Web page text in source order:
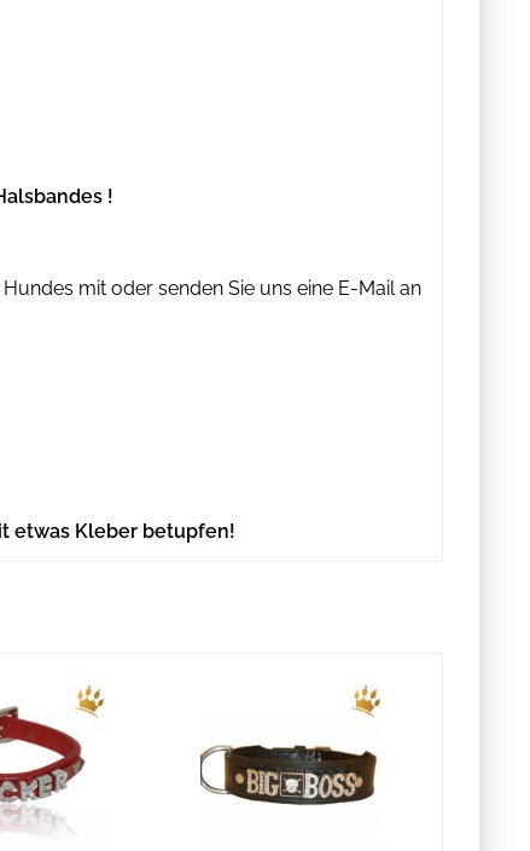
!
mit oder senden Sie uns eine E-Mail an
etwas Kleber betupfen!